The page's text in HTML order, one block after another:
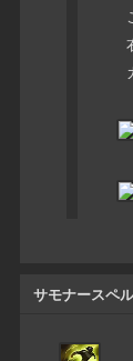
サモナースペル